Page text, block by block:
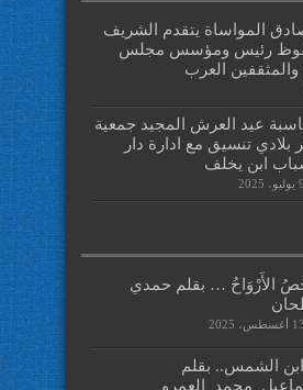
المواساة يتقدم الشريف
رئيس ومؤسس مجلس
والمثقفين العرب
عيد العرش المجيد جمعية
بلادي تنسيق مع ادارة دار
ابن يخلف
9 يوليو، 2025
الأَرْوَاحُ … بقلم حمدي
13 أغسطس، 2025
ابن الشمس.. بقلم